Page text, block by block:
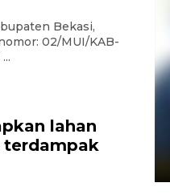
Bekasi,
02/MUI/KAB-
lahan
terdampak
Farm setia